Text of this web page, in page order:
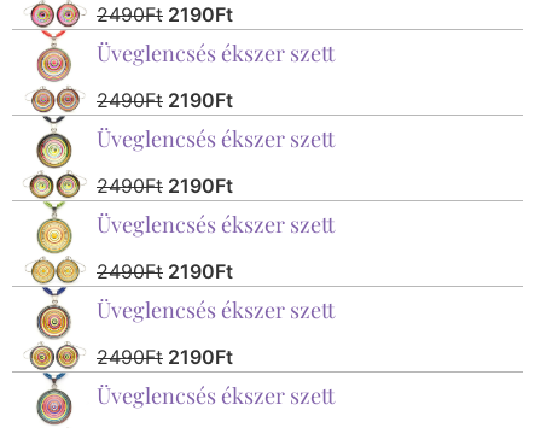
2490Ft 2190Ft
Üveglencsés ékszer szett
2490Ft 2190Ft
Üveglencsés ékszer szett
2490Ft 2190Ft
Üveglencsés ékszer szett
2490Ft 2190Ft
Üveglencsés ékszer szett
2490Ft 2190Ft
Üveglencsés ékszer szett